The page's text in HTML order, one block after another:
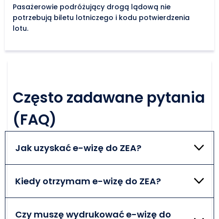
Pasażerowie podróżujący drogą lądową nie
potrzebują biletu lotniczego i kodu potwierdzenia
lotu.
Często zadawane pytania
(FAQ)
Jak uzyskać e-wizę do ZEA?
Aby ubiegać się o wizę turystyczną online do
prosty formularz zgłoszeniowy online i pokryć
Kiedy otrzymam e-wizę do ZEA?
Zatwierdzoną e-wizę do ZEA otrzymasz w ciągu kilku
Czy muszę wydrukować e-wizę do